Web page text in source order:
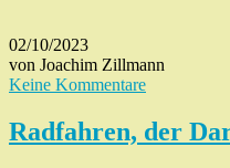
02/10/2023
von Joachim Zillmann
Keine Kommentare
Radfahren, der